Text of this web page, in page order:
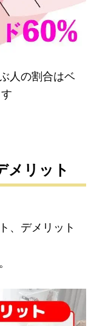
人の割合はベ
メリット
、デメリット